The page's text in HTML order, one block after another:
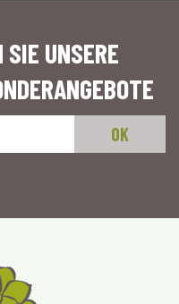
SIE UNSERE